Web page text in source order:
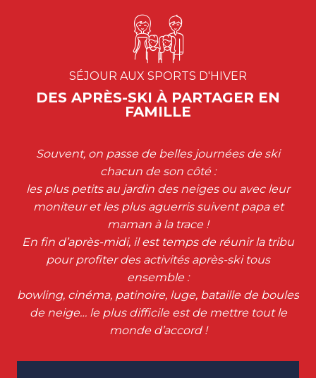
SÉJOUR AUX SPORTS D'HIVER
DES APRÈS-SKI À PARTAGER EN
FAMILLE
Souvent, on passe de belles journées de ski
chacun de son côté :
les plus petits au jardin des neiges ou avec leur
moniteur et les plus aguerris suivent papa et
maman à la trace !
En fin d’après-midi, il est temps de réunir la tribu
pour profiter des activités après-ski tous
ensemble :
bowling, cinéma, patinoire, luge, bataille de boules
de neige… le plus difficile est de mettre tout le
monde d’accord !